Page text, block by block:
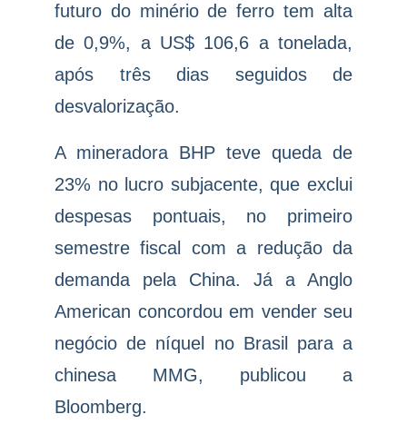
futuro do minério de ferro tem alta
de 0,9%, a US$ 106,6 a tonelada,
após três dias seguidos de
desvalorização.
A mineradora BHP teve queda de
23% no lucro subjacente, que exclui
despesas pontuais, no primeiro
semestre fiscal com a redução da
demanda pela China. Já a Anglo
American concordou em vender seu
negócio de níquel no Brasil para a
chinesa MMG, publicou a
Bloomberg.